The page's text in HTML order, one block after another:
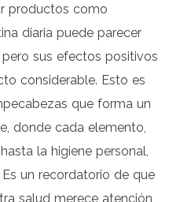
productos como
diaria puede parecer
sus efectos positivos
considerable. Esto es
que forma un
donde cada elemento,
la higiene personal,
un recordatorio de que
salud merece atención